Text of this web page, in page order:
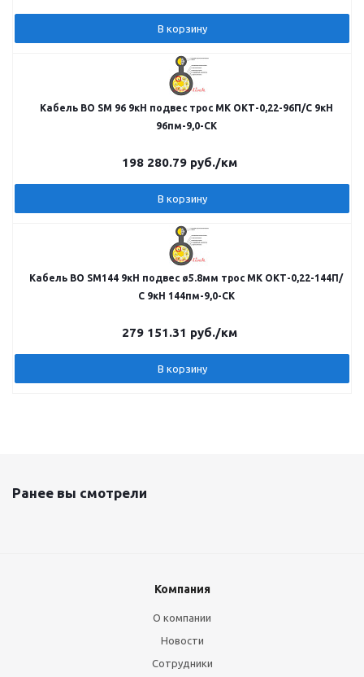
В корзину
Кабель ВО SM 96 9кН подвес трос МК ОКТ-0,22-96П/С 9кН
96пм-9,0-СК
198 280.79руб./км
В корзину
Кабель ВО SM144 9кН подвес ø5.8мм трос МК ОКТ-0,22-144П/
С 9кН 144пм-9,0-СК
279 151.31 руб./км
В корзину
Ранее вы смотрели
Компания
О компании
Новости
Сотрудники